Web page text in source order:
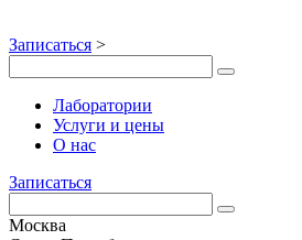
Записаться >
Лаборатории
Услуги и цены
О нас
Записаться
Москва